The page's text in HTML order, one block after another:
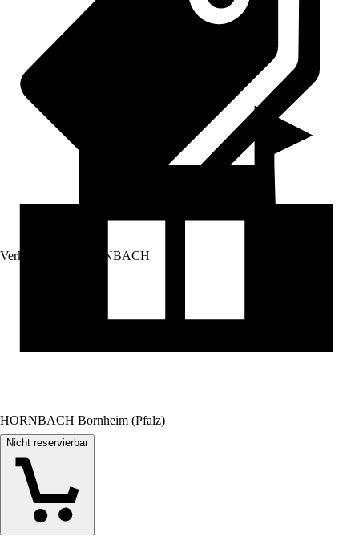
Verkauf durch: HORNBACH
HORNBACH Bornheim (Pfalz)
Nicht reservierbar